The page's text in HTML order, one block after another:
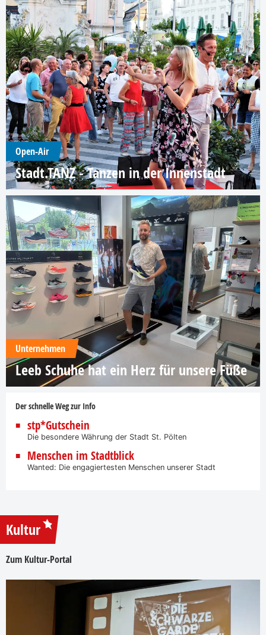
Open-Air
Stadt.TANZ - Tanzen in der Innenstadt
Unternehmen
Leeb Schuhe hat ein Herz für unsere Füße
Der schnelle Weg zur Info
stp*Gutschein
Die besondere Währung der Stadt St. Pölten
Menschen im Stadtblick
Wanted: Die engagiertesten Menschen unserer Stadt
Kultur
Zum Kultur-Portal